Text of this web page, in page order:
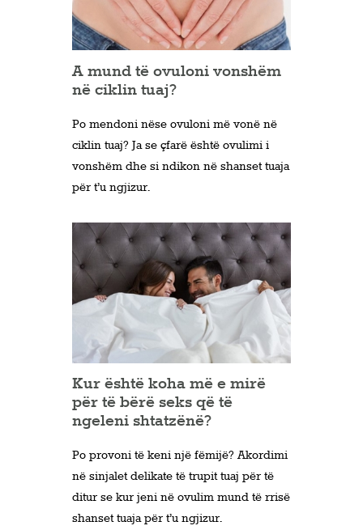
A mund të ovuloni vonshëm
në ciklin tuaj?
Po mendoni nëse ovuloni më vonë në
ciklin tuaj? Ja se çfarë është ovulimi i
vonshëm dhe si ndikon në shanset tuaja
për t’u ngjizur.
Kur është koha më e mirë
për të bërë seks që të
ngeleni shtatzënë?
Po provoni të keni një fëmijë? Akordimi
në sinjalet delikate të trupit tuaj për të
ditur se kur jeni në ovulim mund të rrisë
shanset tuaja për t’u ngjizur.